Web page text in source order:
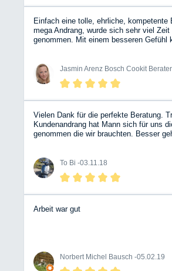
Einfach eine tolle, ehrliche, kompetente
mega Andrang, wurde sich sehr viel Zeit
genommen. Mit einem besseren Gefühl
Jasmin Arenz Bosch Cookit
Vielen Dank für die perfekte Beratung.
Kundenandrang hat Mann sich für uns
genommen die wir brauchten. Besser
To Bi -03.11.18
Arbeit war gut
Norbert Michel Bausch -05.02.19